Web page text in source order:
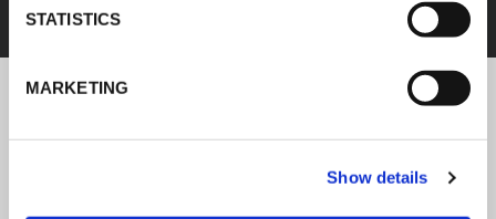
STATISTICS
MARKETING
Show details